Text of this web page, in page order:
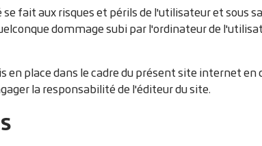
fait aux risques et périls de l'utilisateur et sous
dommage subi par l'ordinateur de
en place dans le cadre du présent site internet
la responsabilité de l'éditeur du site.